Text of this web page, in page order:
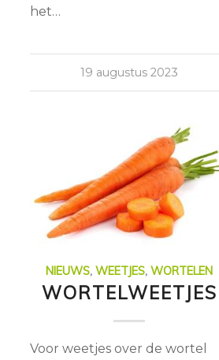
het…
19 augustus 2023
NIEUWS,WEETJES,WORTELEN
WORTELWEETJES
Voor weetjes over de wortel